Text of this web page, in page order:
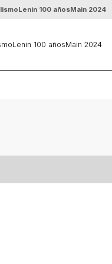
Lenin 100 añosMain 2024
Lenin 100 añosMain 2024